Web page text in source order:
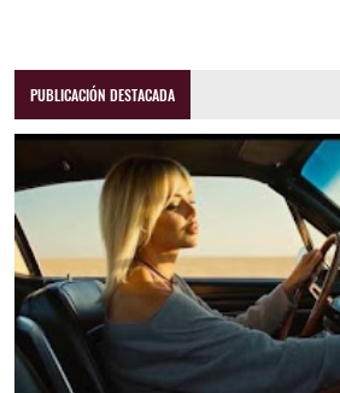
PUBLICACIÓN DESTACADA